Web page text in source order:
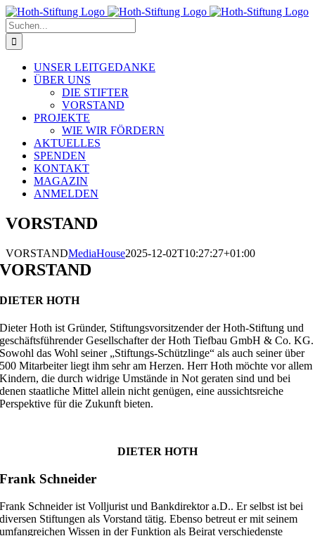
Zum
Inhalt
springen
Suche
nach:
UNSER LEITGEDANKE
ÜBER UNS
DIE STIFTER
VORSTAND
PROJEKTE
WIE WIR FÖRDERN
AKTUELLES
SPENDEN
KONTAKT
MAGAZIN
ANMELDEN
VORSTAND
VORSTANDMediaHouse2025-12-02T10:27:27+01:00
VORSTAND
DIETER HOTH
Dieter Hoth ist Gründer, Stiftungsvorsitzender der Hoth-Stiftung und
geschäftsführender Gesellschafter der Hoth Tiefbau GmbH & Co. KG.
Sowohl das Wohl seiner „Stiftungs-Schützlinge“ als auch seiner über
500 Mitarbeiter liegt ihm sehr am Herzen. Herr Hoth möchte vor allem
Kindern, die durch widrige Umstände in Not geraten sind und bei
denen staatliche Mittel allein nicht genügen, eine aussichtsreiche
Perspektive für die Zukunft bieten.
DIETER HOTH
Frank Schneider
Frank Schneider ist Volljurist und Bankdirektor a.D.. Er selbst ist bei
diversen Stiftungen als Vorstand tätig. Ebenso betreut er mit seinem
umfangreichen Wissen in der Funktion als Beirat verschiedenste